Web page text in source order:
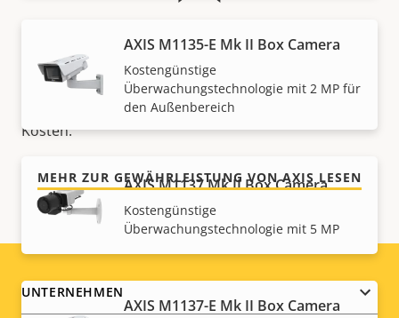
AXIS M1135-E Mk II Box Camera
Kostengünstige
Überwachungstechnologie mit 2 MP für
den Außenbereich
AXIS M1137 Mk II Box Camera
Kostengünstige
Überwachungstechnologie mit 5 MP
AXIS M1137-E Mk II Box Camera
Für ein sicheres Gefühl
Unsere 3-jährige Gewährleistung bietet
störungsfreien Betrieb und Kontrolle über Ihre
Kosten.
MEHR ZUR GEWÄHRLEISTUNG VON AXIS LESEN
Footer
UNTERNEHMEN